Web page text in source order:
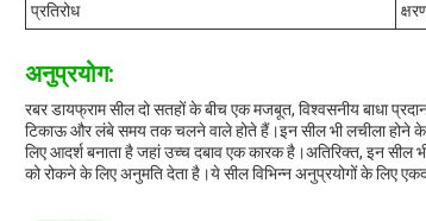
प्रतिरोध
अनुप्रयोग:
रबर डायफ्राम सील दो सतहों के बीच एक मजबूत, विश्वसनीय बाधा
टिकाऊ और लंबे समय तक चलने वाले होते हैं।इन सील भी लचीला होने के
लिए आदर्श बनाता है जहां उच्च दबाव एक कारक है।अतिरिक्त, इन सील
को रोकने के लिए अनुमति देता है।ये सील विभिन्न अनुप्रयोगों के लिए